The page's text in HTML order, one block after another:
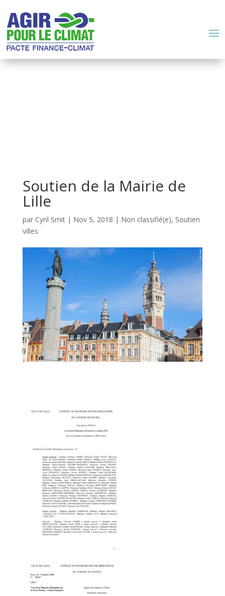
Soutien de la Mairie de
Lille
par Cyril Smit| Nov 5, 2018 | Non classifié(e), Soutien
villes